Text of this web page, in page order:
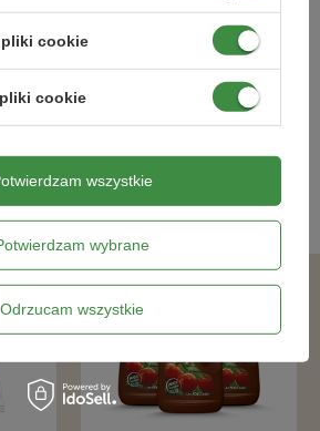
ZOBACZ WSZYSTKIE
100% NATURALNY
cookie
cookie
wybrane
Odrzucam wszystkie
wszystkie